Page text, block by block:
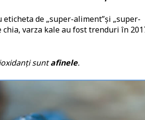
de „super-aliment”și „super-
chia, varza kale au fost trenduri în
suntafinele.